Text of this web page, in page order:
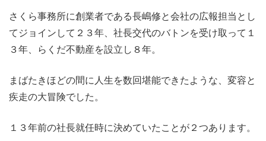
さくら事務所に創業者である長嶋修と会社の広報担当とし
てジョインして２３年、社長交代のバトンを受け取って１
３年、らくだ不動産を設立し８年。
まばたきほどの間に人生を数回堪能できたような、変容と
疾走の大冒険でした。
１３年前の社長就任時に決めていたことが２つあります。